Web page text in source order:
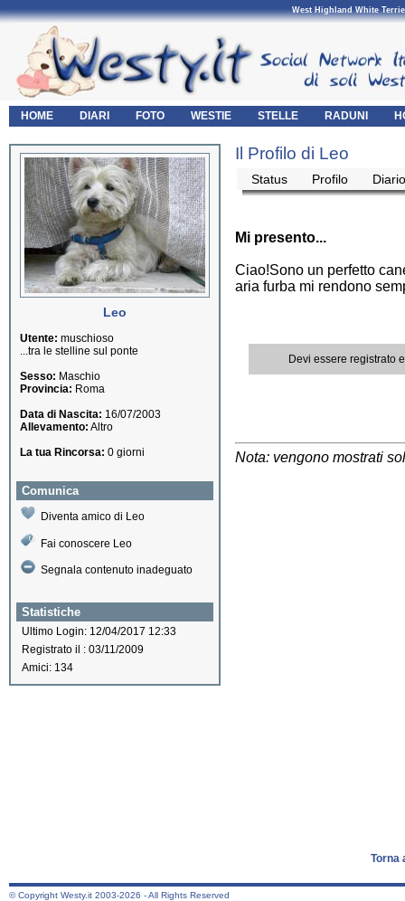
West Highland White
HOME DIARI FOTO WESTIE STELLE RADUNI
Leo
Utente: muschioso
...tra le stelline sul ponte
Sesso: Maschio
Provincia: Roma
Data di Nascita: 16/07/2003
Allevamento: Altro
La tua Rincorsa: 0 giorni
Comunica
Diventa amico di Leo
Fai conoscere Leo
Segnala contenuto inadeguato
Statistiche
Ultimo Login: 12/04/2017 12:33
Registrato il : 03/11/2009
Amici: 134
Il Profilo di Leo
Status Profilo Diario
Mi presento...
Ciao!Sono un perfetto
aria furba mi rendono
Devi essere registrato
Nota: vengono mostrati
Torna
© Copyright Westy.it 2003-2026 - All Rights Reserved